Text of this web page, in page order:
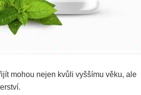
mohou nejen kvůli vyššímu věku, ale